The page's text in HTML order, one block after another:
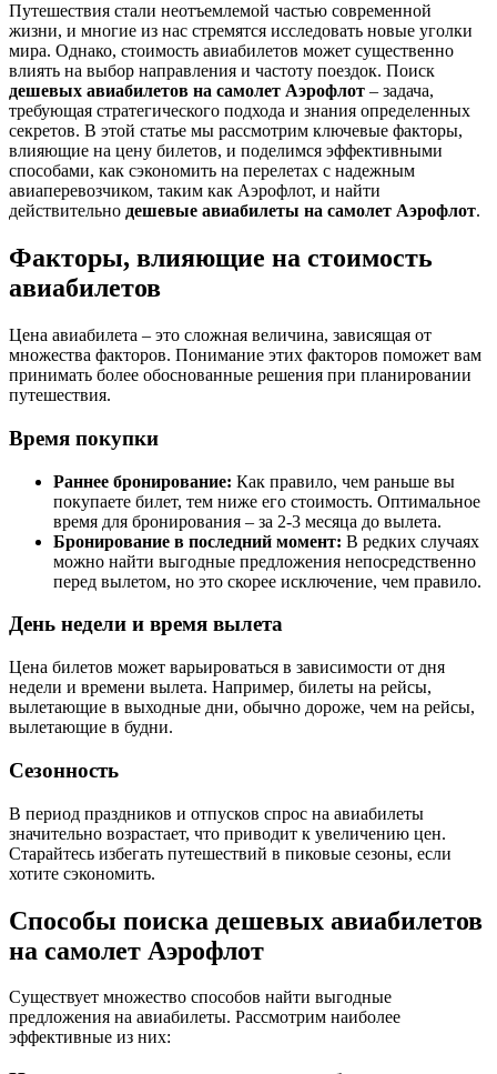
Путешествия стали неотъемлемой частью современной
жизни, и многие из нас стремятся исследовать новые уголки
мира. Однако, стоимость авиабилетов может существенно
влиять на выбор направления и частоту поездок. Поиск
дешевых авиабилетов на самолет Аэрофлот – задача,
требующая стратегического подхода и знания определенных
секретов. В этой статье мы рассмотрим ключевые факторы,
влияющие на цену билетов, и поделимся эффективными
способами, как сэкономить на перелетах с надежным
авиаперевозчиком, таким как Аэрофлот, и найти
действительно дешевые авиабилеты на самолет Аэрофлот.
Факторы, влияющие на стоимость
авиабилетов
Цена авиабилета – это сложная величина, зависящая от
множества факторов. Понимание этих факторов поможет вам
принимать более обоснованные решения при планировании
путешествия.
Время покупки
Раннее бронирование: Как правило, чем раньше вы
покупаете билет, тем ниже его стоимость. Оптимальное
время для бронирования – за 2-3 месяца до вылета.
Бронирование в последний момент: В редких случаях
можно найти выгодные предложения непосредственно
перед вылетом, но это скорее исключение, чем правило.
День недели и время вылета
Цена билетов может варьироваться в зависимости от дня
недели и времени вылета. Например, билеты на рейсы,
вылетающие в выходные дни, обычно дороже, чем на рейсы,
вылетающие в будни.
Сезонность
В период праздников и отпусков спрос на авиабилеты
значительно возрастает, что приводит к увеличению цен.
Старайтесь избегать путешествий в пиковые сезоны, если
хотите сэкономить.
Способы поиска дешевых авиабилетов
на самолет Аэрофлот
Существует множество способов найти выгодные
предложения на авиабилеты. Рассмотрим наиболее
эффективные из них: